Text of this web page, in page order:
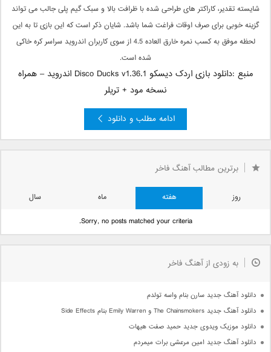
شایسته تقدیر، کاراکتر های طراحی شده با ظرافت بالا و سبک گیم پلی جالب می تواند
گزینه خوبی برای صرف اوقات فراغت شما باشد. شایان ذکر است که این بازی تا به این
لحظه موفق به کسب نمره خارق العاده 4.5 از سوی کاربران اندروید سراسر کره خاکی
شده است.
منبع :دانلود بازی اردک دیسکو Disco Ducks v1.36.1 اندروید – همراه
نسخه مود + تریلر
ادامه مطلب و دانلود
برترین مطالب آهنگ فاخر
روز هفته ماه
سال
Sorry, no posts matched your criteria.
به زودی از آهنگ فاخر
دانلود آهنگ جدید سارن بنام واسه تولدم
دانلود آهنگ جدید The Chainsmokers و Emily Warren بنام Side Effects
دانلود موزیک ویدوی جدید حمید صفت هیهات
دانلود آهنگ جدید امین مرعشی برات میمردم